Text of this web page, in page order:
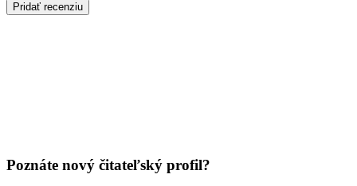
Pridať recenziu
Poznáte nový čitateľský profil?